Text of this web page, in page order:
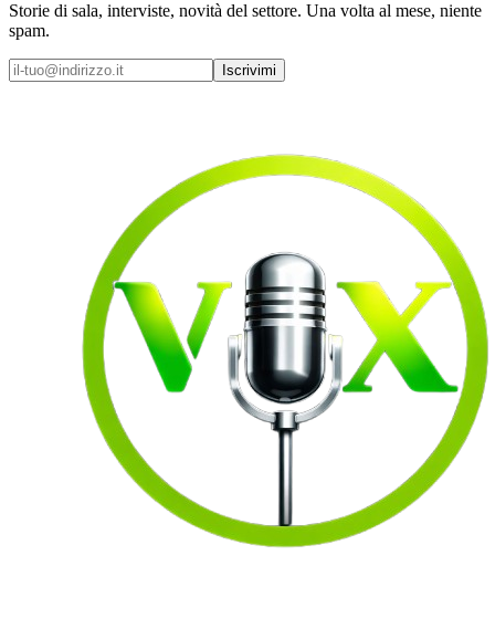
Storie di sala, interviste, novità del settore. Una volta al mese, niente
spam.
Iscrivimi